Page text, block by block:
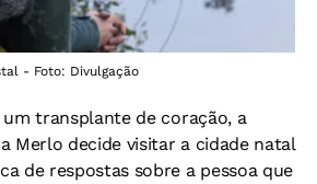
- Foto: Divulgação
transplante de coração, a
Merlo decide visitar a cidade natal
de respostas sobre a pessoa que